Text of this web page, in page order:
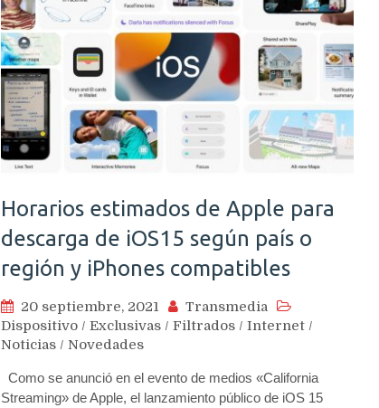
Horarios estimados de Apple para
descarga de iOS15 según país o
región y iPhones compatibles
20 septiembre, 2021
Transmedia
Dispositivo / Exclusivas / Filtrados / Internet /
Noticias / Novedades
Como se anunció en el evento de medios «California
Streaming» de Apple, el lanzamiento público de iOS 15